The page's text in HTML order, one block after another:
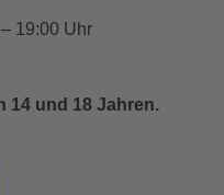
19:00 Uhr
14 und 18 Jahren.